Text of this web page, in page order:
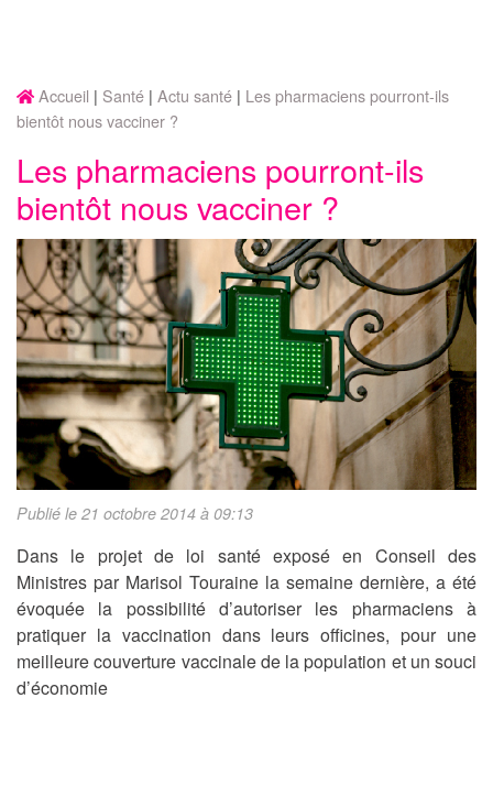
Accueil Santé Actu santé
Les pharmaciens pourront-ils
bientôt nous vacciner ?
Les pharmaciens pourront-ils
bientôt nous vacciner ?
Publié le 21 octobre 2014 à 09:13
Dans le projet de loi santé exposé en Conseil des
Ministres par Marisol Touraine la semaine dernière, a été
évoquée la possibilité d’autoriser les pharmaciens à
pratiquer la vaccination dans leurs officines, pour une
meilleure couverture vaccinale de la population et un souci
d’économie